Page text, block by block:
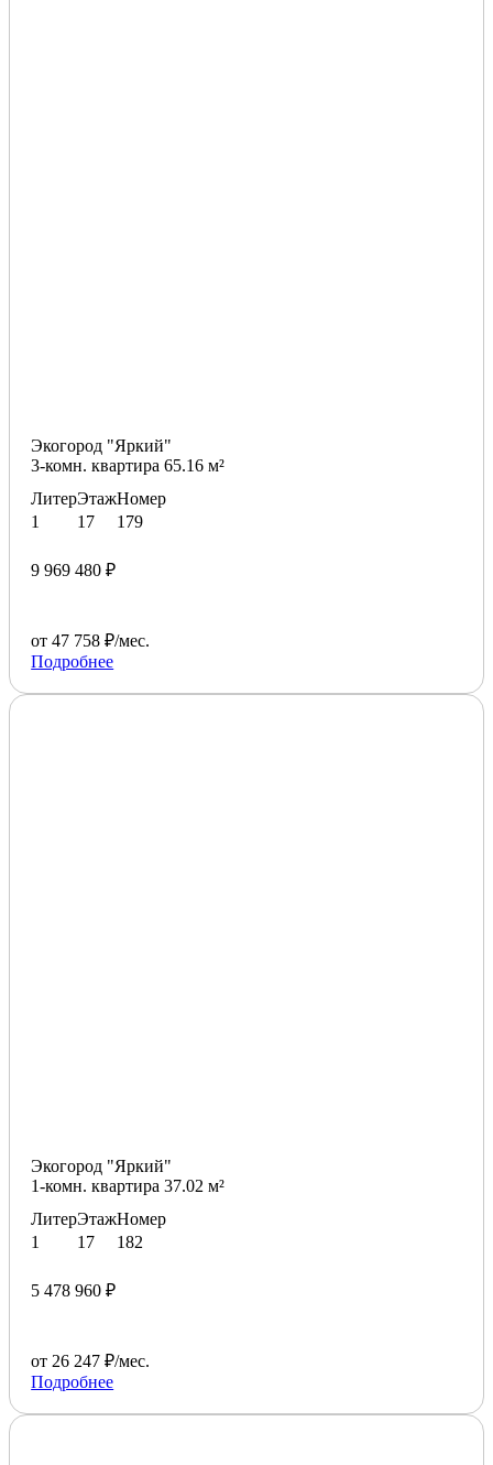
Экогород "Яркий"
3-комн. квартира 65.16 м²
Литер
1
Этаж
17
Номер
179
9 969 480 ₽
от 47 758 ₽/мес.
Подробнее
Экогород "Яркий"
1-комн. квартира 37.02 м²
Литер
1
Этаж
17
Номер
182
5 478 960 ₽
от 26 247 ₽/мес.
Подробнее